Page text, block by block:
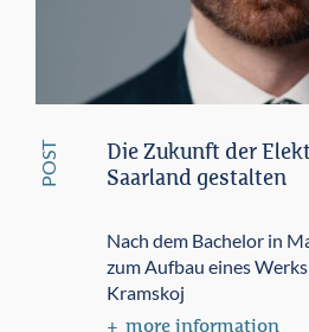
Die Zukunft der
Saarland gestalten
Nach dem Bachelor in
zum Aufbau eines
Kramskoj
more information
POST